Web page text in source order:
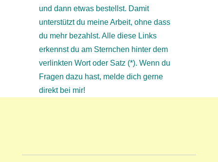
und dann etwas bestellst. Damit
unterstützt du meine Arbeit, ohne dass
du mehr bezahlst. Alle diese Links
erkennst du am Sternchen hinter dem
verlinkten Wort oder Satz (*). Wenn du
Fragen dazu hast, melde dich gerne
direkt bei mir!